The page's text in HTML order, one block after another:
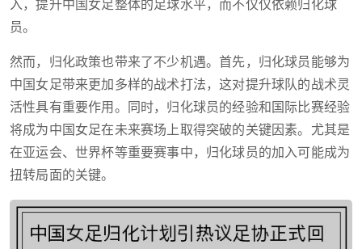
入，提升中国女足整体的足球水平，而不仅仅依赖归化球
员。
然而，归化政策也带来了不少机遇。首先，归化球员能够为
中国女足带来更加多样的战术打法，这对提升球队的战术灵
活性具有重要作用。同时，归化球员的经验和国际比赛经验
将成为中国女足在未来赛场上取得突破的关键因素。尤其是
在亚运会、世界杯等重要赛事中，归化球员的加入可能成为
扭转局面的关键。